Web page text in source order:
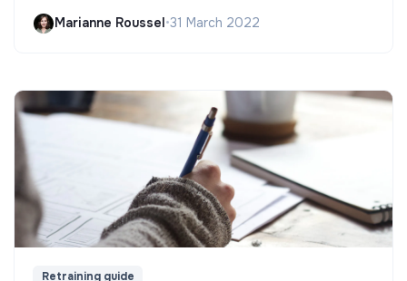
Marianne Roussel•31 March 2022
Retraining guide